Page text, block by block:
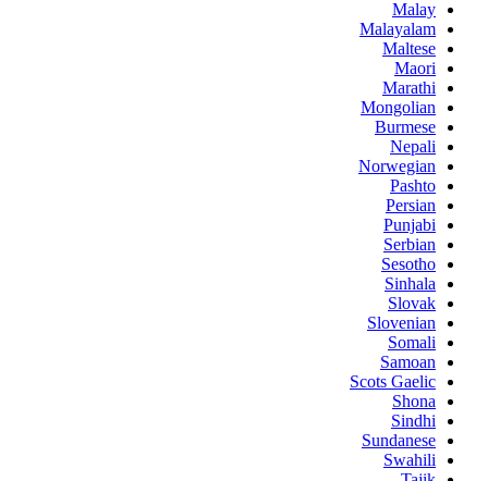
Malay
Malayalam
Maltese
Maori
Marathi
Mongolian
Burmese
Nepali
Norwegian
Pashto
Persian
Punjabi
Serbian
Sesotho
Sinhala
Slovak
Slovenian
Somali
Samoan
Scots Gaelic
Shona
Sindhi
Sundanese
Swahili